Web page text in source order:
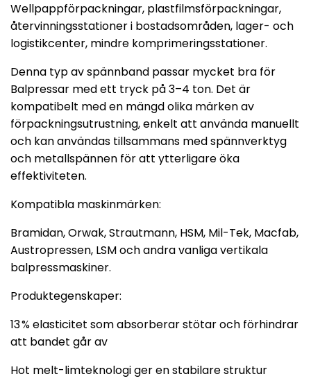
Wellpappförpackningar, plastfilmsförpackningar,
återvinningsstationer i bostadsområden, lager- och
logistikcenter, mindre komprimeringsstationer.
Denna typ av spännband passar mycket bra för
Balpressar med ett tryck på 3–4 ton. Det är
kompatibelt med en mängd olika märken av
förpackningsutrustning, enkelt att använda manuellt
och kan användas tillsammans med spännverktyg
och metallspännen för att ytterligare öka
effektiviteten.
Kompatibla maskinmärken:
Bramidan, Orwak, Strautmann, HSM, Mil-Tek, Macfab,
Austropressen, LSM och andra vanliga vertikala
balpressmaskiner.
Produktegenskaper:
13 % elasticitet som absorberar stötar och förhindrar
att bandet går av
Hot melt-limteknologi ger en stabilare struktur